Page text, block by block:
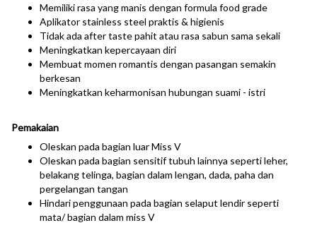
Memiliki rasa yang manis dengan formula food grade
Aplikator stainless steel praktis & higienis
Tidak ada after taste pahit atau rasa sabun sama sekali
Meningkatkan kepercayaan diri
Membuat momen romantis dengan pasangan semakin
berkesan
Meningkatkan keharmonisan hubungan suami - istri
Pemakaian
Oleskan pada bagian luar Miss V
Oleskan pada bagian sensitif tubuh lainnya seperti leher,
belakang telinga, bagian dalam lengan, dada, paha dan
pergelangan tangan
Hindari penggunaan pada bagian selaput lendir seperti
mata/ bagian dalam miss V